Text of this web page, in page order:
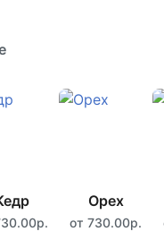
Орех
от 730.00р.